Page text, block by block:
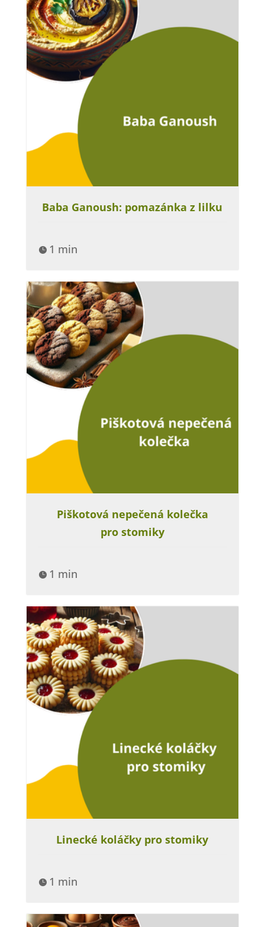
Baba Ganoush: pomazánka z lilku
 1 min
Piškotová nepečená kolečka
pro stomiky
 1 min
Linecké koláčky pro stomiky
 1 min